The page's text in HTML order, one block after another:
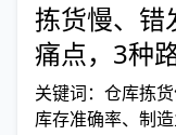
拣货慢、错
痛点，3种
率直接提升
关键词：仓库拣
库存准确率、制